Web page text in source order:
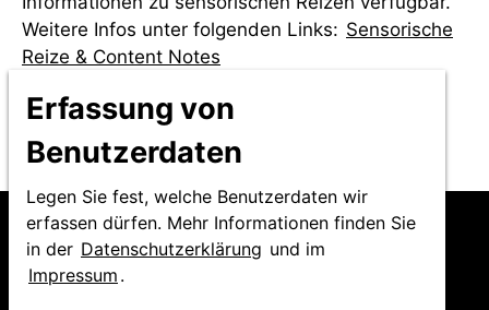
Erfassung von
Benutzerdaten
Legen Sie fest, welche Benutzerdaten wir
erfassen dürfen. Mehr Informationen finden Sie
in der Datenschutzerklärung und im
Impressum .
Weitere Infos unter folgenden Links: Sensorische
Reize & Content Notes
Weitere Infos zur Barrierefreiheit unter dem
folgenden Link:Barrierefreiheit